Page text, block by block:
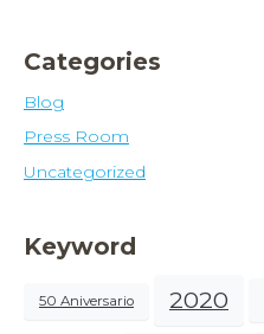
Categories
Blog
Press Room
Uncategorized
Keyword
50 Aniversario 2020